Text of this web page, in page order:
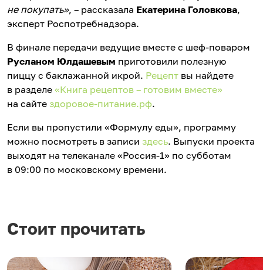
не покупать», – рассказала Екатерина Головкова,
эксперт Роспотребнадзора.
В финале передачи ведущие вместе с шеф-поваром
Русланом Юлдашевым приготовили полезную
пиццу с баклажанной икрой. Рецепт вы найдете
в разделе «Книга рецептов – готовим вместе»
на сайте здоровое-питание.рф.
Если вы пропустили «Формулу еды», программу
можно посмотреть в записи здесь. Выпуски проекта
выходят на телеканале «Россия-1» по субботам
в 09:00 по московскому времени.
Стоит прочитать